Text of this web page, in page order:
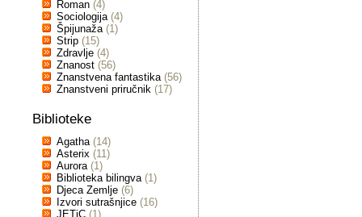
Roman (4)
Sociologija (4)
Špijunaža (1)
Strip (15)
Zdravlje (4)
Znanost (56)
Znanstvena fantastika (56)
Znanstveni priručnik (17)
Biblioteke
Agatha (14)
Asterix (11)
Aurora (1)
Biblioteka bilingva (1)
Djeca Zemlje (6)
Izvori sutrašnjice (16)
JETiC (1)